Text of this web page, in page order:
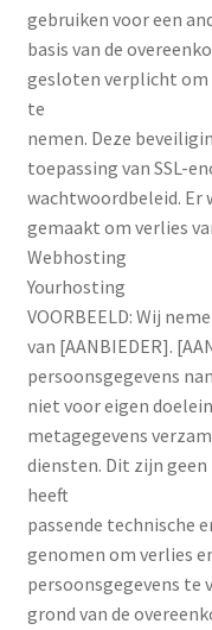
gebruiken voor een
basis van de
gesloten verplicht om
te
nemen. Deze
toepassing van SSL-
wachtwoordbeleid. Er
gemaakt om verlies
Webhosting
Yourhosting
VOORBEELD: Wij
van [AANBIEDER].
persoonsgegevens
niet voor eigen
metagegevens
diensten. Dit zijn geen
heeft
passende technische
genomen om verlies
persoonsgegevens te
grond van de